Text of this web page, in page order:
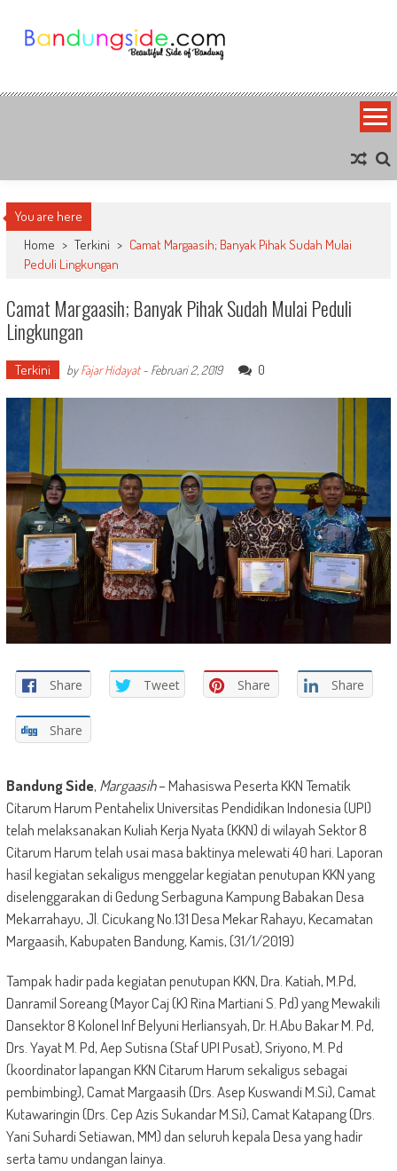
content
Bandung Side
You are here
Home > Terkini > Camat Margaasih; Banyak Pihak Sudah Mulai
Peduli Lingkungan
Camat Margaasih; Banyak Pihak Sudah Mulai Peduli
Lingkungan
Terkini byFajar Hidayat- Februari 2, 2019 0
Share Tweet Share Share
Share
Bandung Side, Margaasih– Mahasiswa Peserta KKN Tematik
Citarum Harum Pentahelix Universitas Pendidikan Indonesia (UPI)
telah melaksanakan Kuliah Kerja Nyata (KKN) di wilayah Sektor 8
Citarum Harum telah usai masa baktinya melewati 40 hari. Laporan
hasil kegiatan sekaligus menggelar kegiatan penutupan KKN yang
diselenggarakan di Gedung Serbaguna Kampung Babakan Desa
Mekarrahayu, Jl. Cicukang No.131 Desa Mekar Rahayu, Kecamatan
Margaasih, Kabupaten Bandung, Kamis, (31/1/2019)
Tampak hadir pada kegiatan penutupan KKN, Dra. Katiah, M.Pd,
Danramil Soreang (Mayor Caj (K) Rina Martiani S. Pd) yang Mewakili
Dansektor 8 Kolonel Inf Belyuni Herliansyah, Dr. H.Abu Bakar M. Pd,
Drs. Yayat M. Pd, Aep Sutisna (Staf UPI Pusat), Sriyono, M. Pd
(koordinator lapangan KKN Citarum Harum sekaligus sebagai
pembimbing), Camat Margaasih (Drs. Asep Kuswandi M.Si), Camat
Kutawaringin (Drs. Cep Azis Sukandar M.Si), Camat Katapang (Drs.
Yani Suhardi Setiawan, MM) dan seluruh kepala Desa yang hadir
serta tamu undangan lainya.